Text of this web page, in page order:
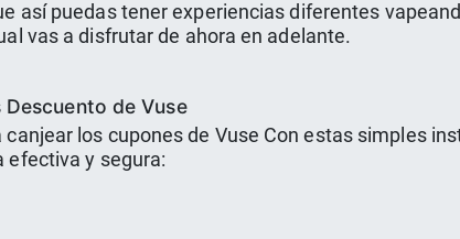
así puedas tener experiencias diferentes
vas a disfrutar de ahora en adelante.
de Vuse
los cupones de Vuse Con estas simples
efectiva y segura: